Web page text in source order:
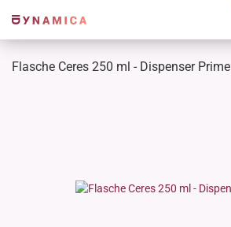
Flasche Ceres 250 ml - Dispenser Prime